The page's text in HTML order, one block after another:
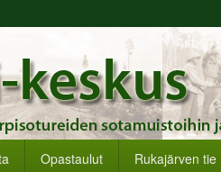
Opastaulut Rukajärven tie